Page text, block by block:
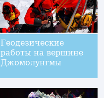
Геодезические
работы на вершине
Джомолунгмы